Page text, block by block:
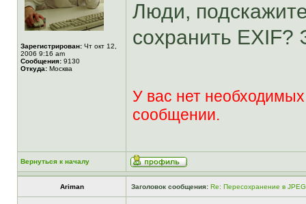
Зарегистрирован: Чт окт 12,
2006 9:16 am
Сообщения: 9130
Откуда: Москва
Люди,
сохранить EXIF?
У вас нет
сообщении.
Вернуться к началу
Ariman Заголовок сообщения: Re: Пересохранение в JPEG